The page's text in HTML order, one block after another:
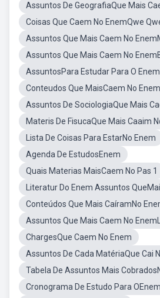
Assuntos De GeografiaQue Mais
Coisas Que Caem No EnemQwe
Assuntos Que Mais Caem No
Assuntos Que Mais Caem No
AssuntosPara Estudar Para O Enem
Conteudos Que MaisCaem No Enem
Assuntos De SociologiaQue Mais
Materis De FisucaQue Mais Caaim
Lista De Coisas Para EstarNo Enem
Agenda De EstudosEnem
Quais Materias MaisCaem No Pas 1
Literatur Do Enem Assuntos
Conteúdos Que Mais CaíramNo
Assuntos Que Mais Caem No
ChargesQue Caem No Enem
Assuntos De Cada MatériaQue Cai
Tabela De Assuntos Mais
Cronograma De Estudo Para OEnem